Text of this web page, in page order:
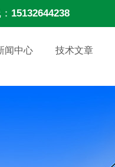
15132644238
闻中心 技术文章